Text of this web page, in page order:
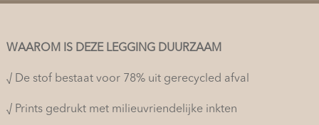
WAAROM IS DEZE LEGGING DUURZAAM
√ De stof bestaat voor 78% uit gerecycled afval
√ Prints gedrukt met milieuvriendelijke inkten